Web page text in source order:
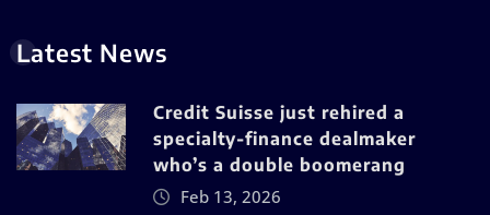
Latest News
Credit Suisse just rehired a
specialty-finance dealmaker
who’s a double boomerang
Feb 13, 2026